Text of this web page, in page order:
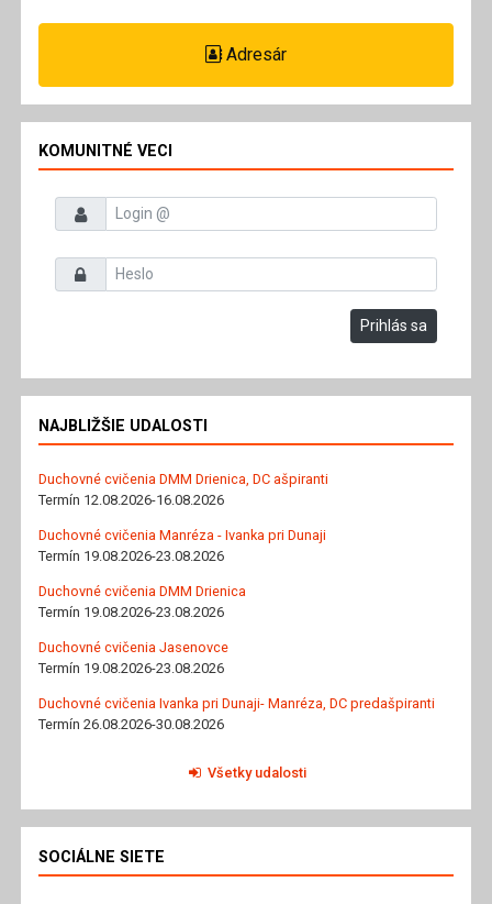
Adresár
KOMUNITNÉ VECI
Prihlasovacie meno
Heslo
Prihlás sa
NAJBLIŽŠIE UDALOSTI
Duchovné cvičenia DMM Drienica, DC ašpiranti
Termín 12.08.2026-16.08.2026
Duchovné cvičenia Manréza - Ivanka pri Dunaji
Termín 19.08.2026-23.08.2026
Duchovné cvičenia DMM Drienica
Termín 19.08.2026-23.08.2026
Duchovné cvičenia Jasenovce
Termín 19.08.2026-23.08.2026
Duchovné cvičenia Ivanka pri Dunaji- Manréza, DC predašpiranti
Termín 26.08.2026-30.08.2026
Všetky udalosti
SOCIÁLNE SIETE